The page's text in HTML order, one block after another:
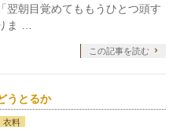
翌朝目覚めてももうひとつ頭す
ま …
この記事を読む
うとるか
衣料